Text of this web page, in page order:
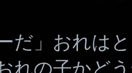
だ」おれは
れの子かど